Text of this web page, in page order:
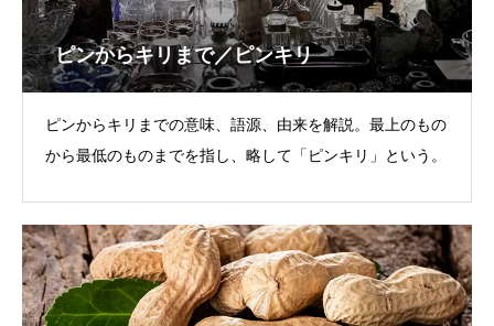
ピンからキリまで／ピンキリ
ピンからキリまでの意味、語源、由来を解説。最上のもの
から最低のものまでを指し、略して「ピンキリ」という。